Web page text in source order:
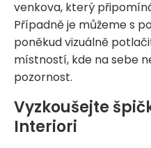
venkova, který
Případně je můžeme s
poněkud vizuálně
místností, kde na sebe
pozornost.
Vyzkoušejte
Interiori